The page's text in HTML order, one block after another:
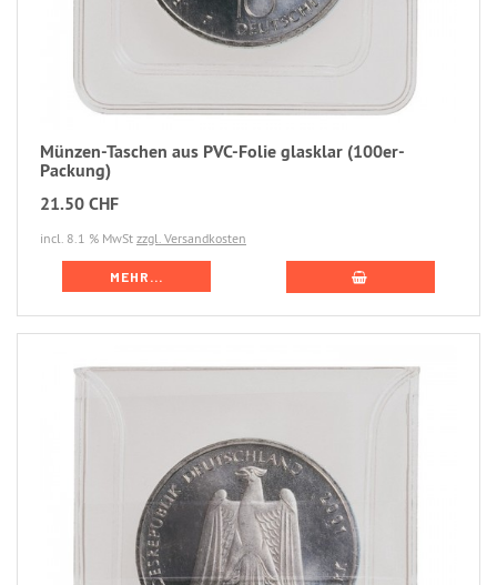
Münzen-Taschen aus PVC-Folie glasklar (100er-
Packung)
21.50 CHF
incl. 8.1 % MwSt zzgl. Versandkosten
MEHR...